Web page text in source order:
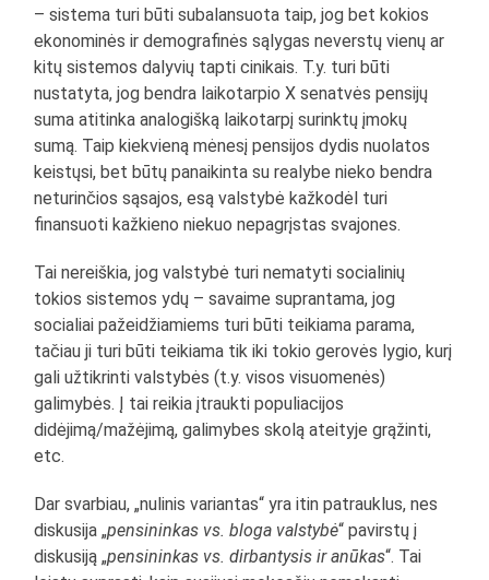
– sistema turi būti subalansuota taip, jog bet kokios
ekonominės ir demografinės sąlygas neverstų vienų ar
kitų sistemos dalyvių tapti cinikais. T.y. turi būti
nustatyta, jog bendra laikotarpio X senatvės pensijų
suma atitinka analogišką laikotarpį surinktų įmokų
sumą. Taip kiekvieną mėnesį pensijos dydis nuolatos
keistųsi, bet būtų panaikinta su realybe nieko bendra
neturinčios sąsajos, esą valstybė kažkodėl turi
finansuoti kažkieno niekuo nepagrįstas svajones.
Tai nereiškia, jog valstybė turi nematyti socialinių
tokios sistemos ydų – savaime suprantama, jog
socialiai pažeidžiamiems turi būti teikiama parama,
tačiau ji turi būti teikiama tik iki tokio gerovės lygio, kurį
gali užtikrinti valstybės (t.y. visos visuomenės)
galimybės. Į tai reikia įtraukti populiacijos
didėjimą/mažėjimą, galimybes skolą ateityje grąžinti,
etc.
Dar svarbiau, „nulinis variantas“ yra itin patrauklus, nes
diskusija „pensininkas vs. bloga valstybė“ pavirstų į
diskusiją „pensininkas vs. dirbantysis ir anūkas“. Tai